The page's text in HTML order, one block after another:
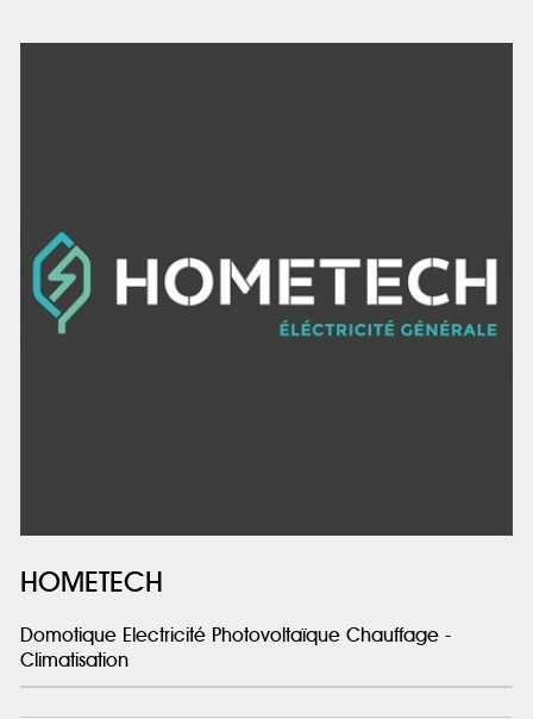
HOMETECH
Domotique Electricité Photovoltaïque Chauffage -
Climatisation